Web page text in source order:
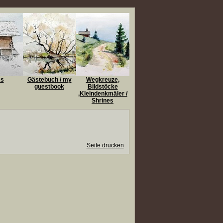
Gästebuch / my
guestbook
Wegkreuze,
Bildstöcke
,Kleindenkmäler /
Shrines
Seite drucken